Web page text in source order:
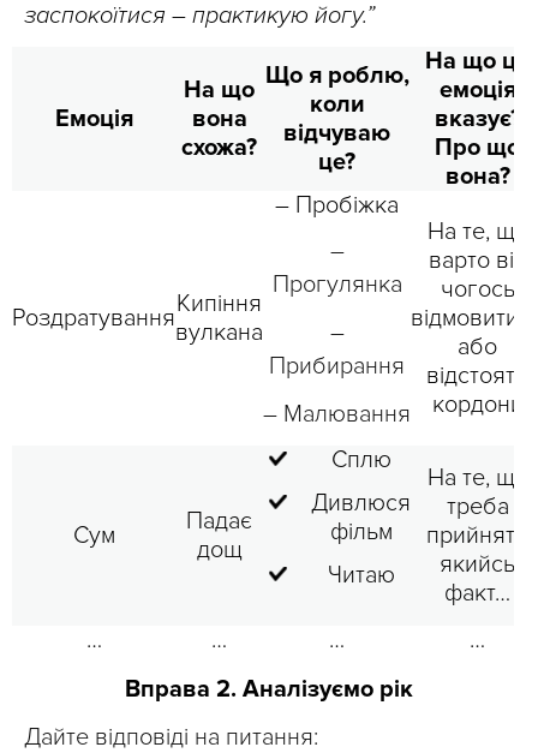
заспокоїтися – практикую йогу.”
Емоція
На що
вона
схожа?
Що я роблю,
коли
відчуваю
це?
На що ця
емоція
вказує?
Про що
вона?
РоздратуванняКипіння
вулкана
– Пробіжка
–
Прогулянка
–
Прибирання
– Малювання
На те, що
варто від
чогось
або
відстояти
кордони
Сум
Падає
дощ
Сплю
Дивлюся
фільм
Читаю
На те, що
треба
прийняти
якийсь
факт…
…
… …
…
Вправа 2. Аналізуємо рік
Дайте відповіді на питання: